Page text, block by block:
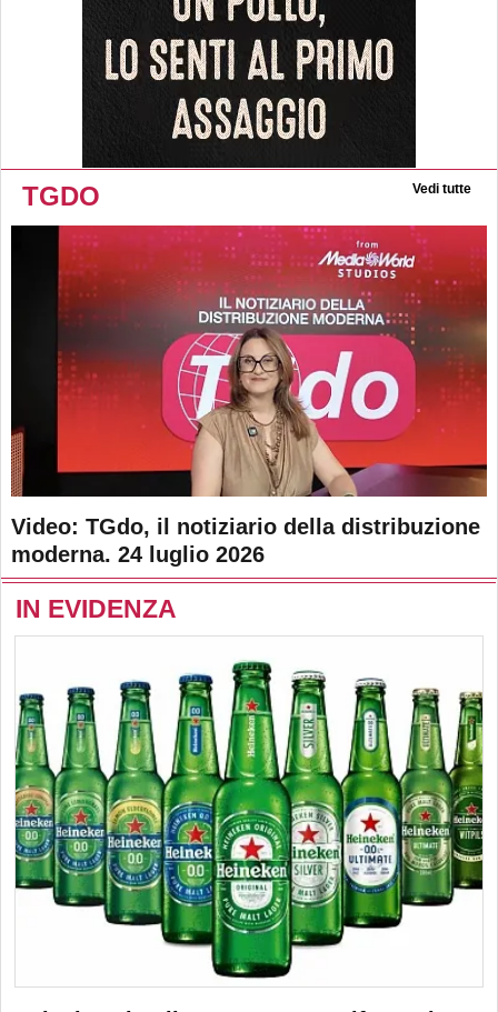
TGDO Vedi tutte
Video: TGdo, il notiziario della distribuzione
moderna. 24 luglio 2026
IN EVIDENZA